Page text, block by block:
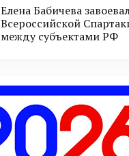
Елена Бабичева
Всероссийской
между субъектами РФ